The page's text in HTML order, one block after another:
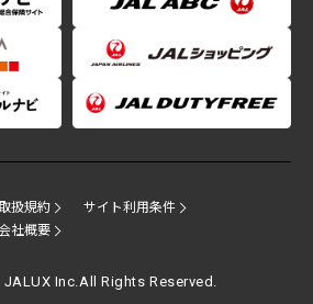
扱規約
サイト利用条件
社概要
Inc.All Rights Reserved.